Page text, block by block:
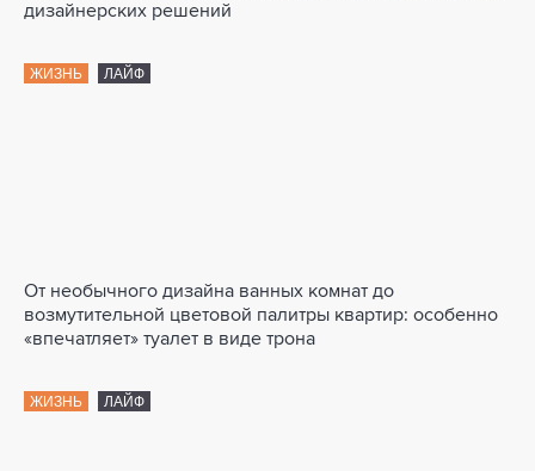
дизайнерских решений
ЖИЗНЬ ЛАЙФ
От необычного дизайна ванных комнат до
возмутительной цветовой палитры квартир: особенно
«впечатляет» туалет в виде трона
ЖИЗНЬ ЛАЙФ